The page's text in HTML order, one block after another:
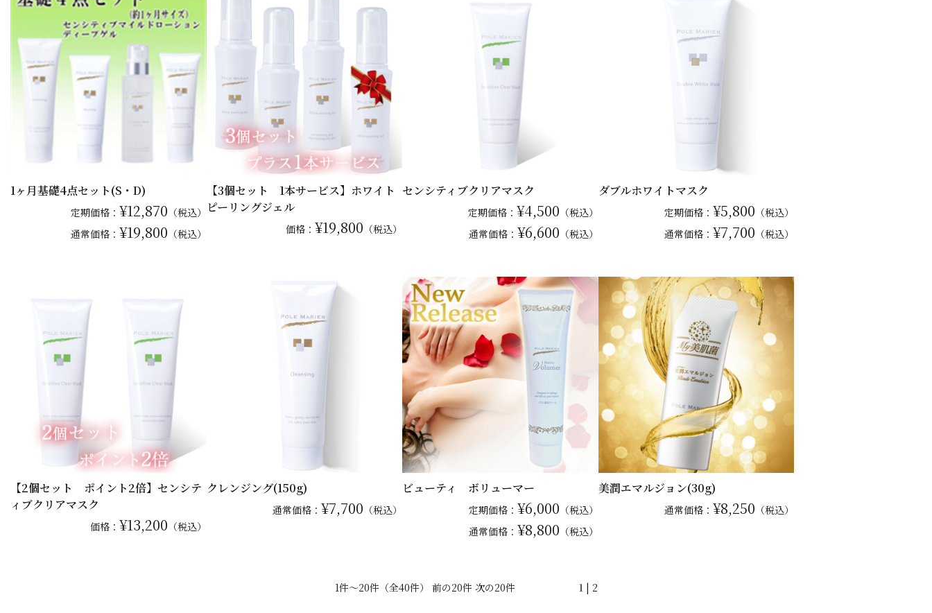
1ヶ月基礎4点セット(S・D)
定期価格： ¥12,870 （税込）
通常価格： ¥19,800 （税込）
【3個セット 1本サービス】ホワイト
ピーリングジェル
価格： ¥19,800 （税込）
センシティブクリアマスク
定期価格： ¥4,500 （税込）
通常価格： ¥6,600 （税込）
ダブルホワイトマスク
定期価格： ¥5,800 （税込）
通常価格： ¥7,700 （税込）
【2個セット ポイント2倍】センシテ
ィブクリアマスク
価格： ¥13,200 （税込）
クレンジング(150g)
通常価格： ¥7,700 （税込）
ビューティ ボリューマー
定期価格： ¥6,000 （税込）
通常価格： ¥8,800 （税込）
美潤エマルジョン(30g)
通常価格： ¥8,250 （税込）
1件～20件（全40件） 前の20件 次の20件 1 | 2